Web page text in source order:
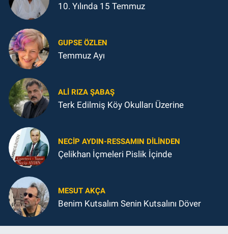
10. Yılında 15 Temmuz
GUPSE ÖZLEN
Temmuz Ayı
ALI RIZA ŞABAŞ
Terk Edilmiş Köy Okulları Üzerine
NECIP AYDIN-RESSAMIN DILINDEN
Çelikhan İçmeleri Pislik İçinde
MESUT AKÇA
Benim Kutsalım Senin Kutsalını Döver